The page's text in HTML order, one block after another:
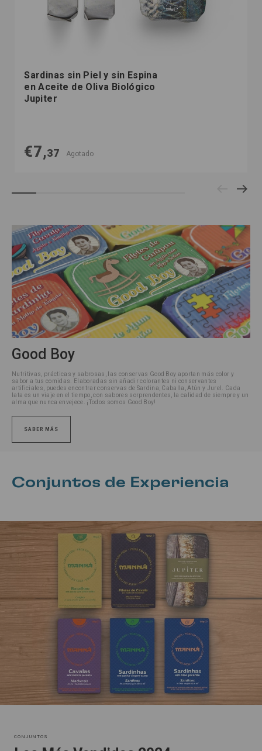
Sardinas sin Piel y sin Espina
en Aceite de Oliva Biológico
Jupiter
€7,37 Agotado
Good Boy
Nutritivas, prácticas y sabrosas, las conservas Good Boy aportan más color y
sabor a tus comidas. Elaboradas sin añadir colorantes ni conservantes
artificiales, puedes encontrar conservas de Sardina, Caballa, Atún y Jurel. Cada
lata es un viaje en el tiempo, con sabores sorprendentes, la calidad de siempre y un
alma que nunca envejece. ¡Todos somos Good Boy!
SABER MÁS
Conjuntos de Experiencia
CONJUNTOS